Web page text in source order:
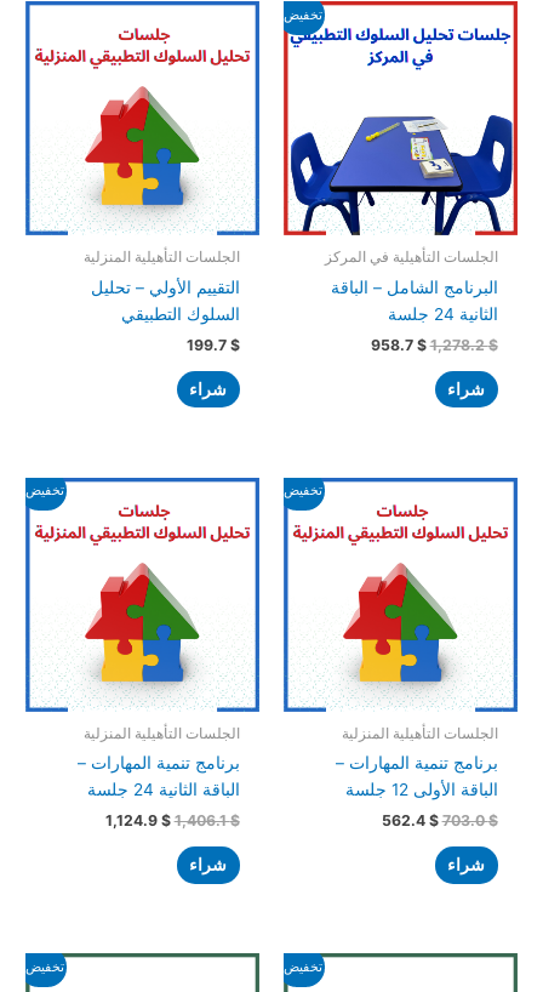
تخفيض!
الجلسات التأهيلية في المركز
البرنامج الشامل – الباقة
الثانية 24 جلسة
1,278.2$
السعر
الأصلي
هو:
1,278.2 $.
958.7 $
السعر
الحالي
هو:
958.7 $.
شراء
الجلسات التأهيلية المنزلية
التقييم الأولي – تحليل
السلوك التطبيقي
199.7 $
شراء
تخفيض!
الجلسات التأهيلية المنزلية
برنامج تنمية المهارات –
الباقة الأولى 12 جلسة
703.0$
السعر
الأصلي
هو:
703.0 $.
562.4 $
السعر
هو:
562.4 $.
شراء
تخفيض!
الجلسات التأهيلية المنزلية
برنامج تنمية المهارات –
الباقة الثانية 24 جلسة
1,406.1$
السعر
الأصلي
هو:
1,406.1 $.
1,124.9 $
السعر
الحالي
هو:
1,124.9 $.
شراء
تخفيض!
السعر السعر
تخفيض!
السعر
السعر